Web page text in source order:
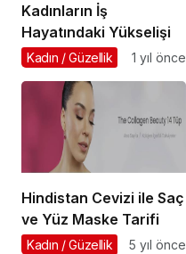
Kadınların İş
Hayatındaki Yükselişi
Kadın / Güzellik 1 yıl önce
Hindistan Cevizi ile Saç
ve Yüz Maske Tarifi
Kadın / Güzellik 5 yıl önce